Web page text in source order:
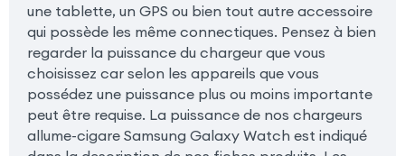
une tablette, un GPS ou bien tout autre accessoire
qui possède les même connectiques. Pensez à bien
regarder la puissance du chargeur que vous
choisissez car selon les appareils que vous
possédez une puissance plus ou moins importante
peut être requise. La puissance de nos chargeurs
allume-cigare Samsung Galaxy Watch est indiqué